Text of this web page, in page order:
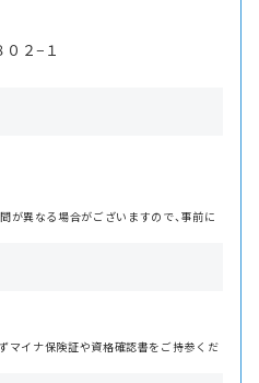
０２−１
が異なる場合がございますので、事前に
マイナ保険証や資格確認書をご持参くだ